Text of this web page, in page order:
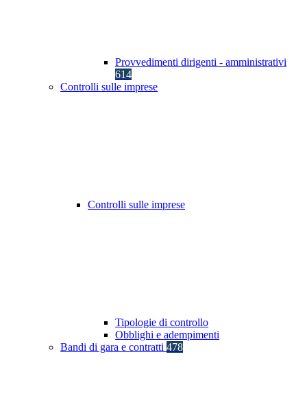
Provvedimenti dirigenti - amministrativi
614
Controlli sulle imprese
Controlli sulle imprese
Tipologie di controllo
Obblighi e adempimenti
Bandi di gara e contratti 478